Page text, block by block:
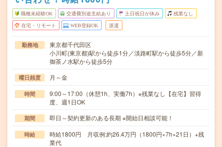
職種未経験OK 交通費別途支給あり 土日祝日が休み 残業なし
在宅・リモート WEB登録OK 派遣
勤務地
東京都千代田区
小川町(東京都)駅から徒歩1分／淡路町駅から徒歩5分／新
御茶ノ水駅から徒歩5分
曜日頻度 月～金
時間
9:00～17:00（休憩1h、実働7h）※残業なし【在宅】習得
度、週1日OK
期間 即日～契約更新のある長期 ※開始日相談可能！
時給
時給1800円 月収例:約26.4万円（1800円×7h×21日）+残
業代